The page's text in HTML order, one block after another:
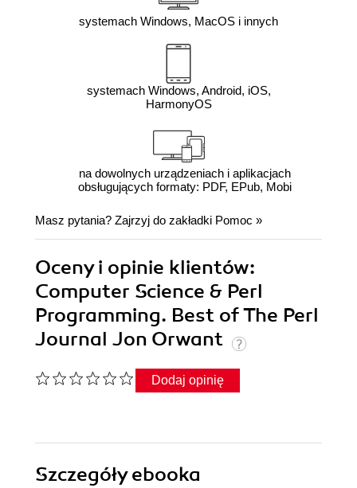
systemach Windows, MacOS i innych
systemach Windows, Android, iOS,
HarmonyOS
na dowolnych urządzeniach i aplikacjach
obsługujących formaty: PDF, EPub, Mobi
Masz pytania? Zajrzyj do zakładki Pomoc »
Oceny i opinie klientów:
Computer Science & Perl
Programming. Best of The Perl
Journal Jon Orwant
Dodaj opinię
Szczegółyebooka